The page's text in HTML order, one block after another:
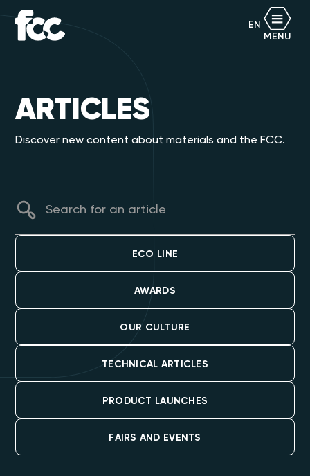
EN
MENU
ARTICLES
Discover new content about materials and the FCC.
ECO LINE
AWARDS
OUR CULTURE
TECHNICAL ARTICLES
PRODUCT LAUNCHES
FAIRS AND EVENTS